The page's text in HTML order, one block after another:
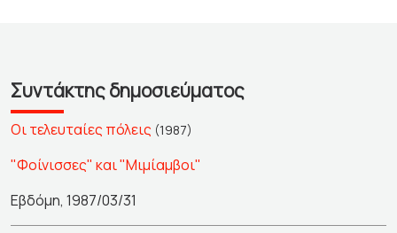
Συντάκτης δημοσιεύματος
Οι τελευταίες πόλεις (1987)
"Φοίνισσες" και "Μιμίαμβοι"
Εβδόμη, 1987/03/31